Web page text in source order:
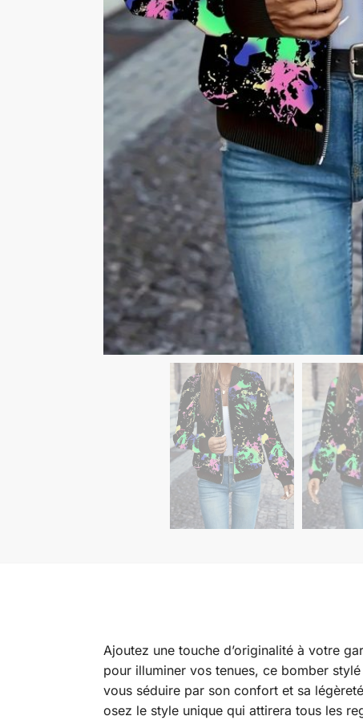
Ajoutez une touche d’originalité à votre
pour illuminer vos tenues, ce bomber
vous séduire par son confort et sa
osez le style unique qui attirera tous les